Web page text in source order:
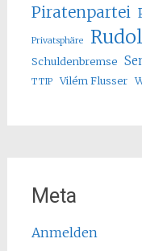
Piratenpartei
Privatsphäre
Schuldenbremse
TTIP
Vilém Flusser
Meta
Anmelden